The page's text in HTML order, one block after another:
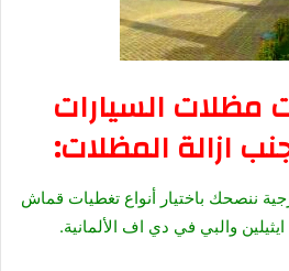
مظلات السيارات
ازالة المظلات:
ننصحك باختيار أنواع تغطيات قماش
والبي في دي اف الألمانية.